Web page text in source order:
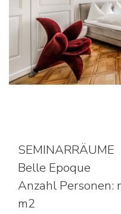
SEMINARRÄUME
Belle Epoque
Anzahl Personen:
m2